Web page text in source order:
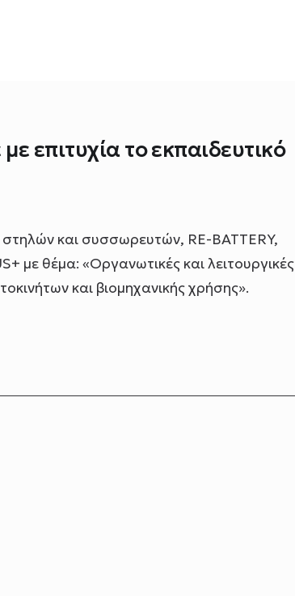
επιτυχία το εκπαιδευτικό
και συσσωρευτών, RE-BATTERY,
με θέμα: «Οργανωτικές και λειτουργικές
και βιομηχανικής χρήσης».